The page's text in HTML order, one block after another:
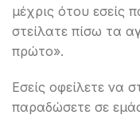
μέχρις ότου εσείς
στείλατε πίσω τα
πρώτο».
Εσείς οφείλετε να
παραδώσετε σε